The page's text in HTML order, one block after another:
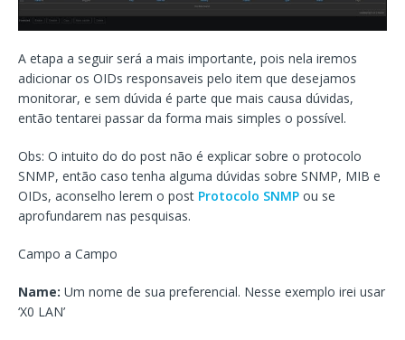
A etapa a seguir será a mais importante, pois nela iremos
adicionar os OIDs responsaveis pelo item que desejamos
monitorar, e sem dúvida é parte que mais causa dúvidas,
então tentarei passar da forma mais simples o possível.
Obs: O intuito do do post não é explicar sobre o protocolo
SNMP, então caso tenha alguma dúvidas sobre SNMP, MIB e
OIDs, aconselho lerem o post Protocolo SNMP ou se
aprofundarem nas pesquisas.
Campo a Campo
Name: Um nome de sua preferencial. Nesse exemplo irei usar
‘X0 LAN’